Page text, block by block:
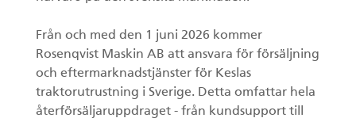
Kranar
Från och med den 1 juni 2026 kommer
Rosenqvist Maskin AB att ansvara för försäljning
och eftermarknadstjänster för Keslas
traktorutrustning i Sverige. Detta omfattar hela
återförsäljaruppdraget - från kundsupport till